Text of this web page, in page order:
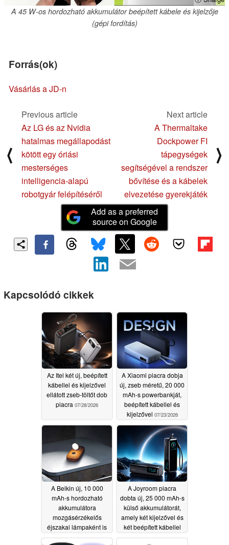
A 45 W-os hordozható akkumulátor beépített kábele és kijelzője
(gépi fordítás)
Forrás(ok)
Vásárlás a JD-n
⟨
Previous article
Az LG és az Nvidia
hatalmas megállapodást
kötött egy óriási
mesterséges
intelligencia-alapú
robotgyár felépítéséről
Next article
A Thermaltake
Dockpower FI
tápegységek
segítségével a rendszer
bővítése és a kábelek
elvezetése gyerekjáték
⟩
Add as a preferred
source on Google
Kapcsolódó cikkek
Az Itel két új, beépített
kábellel és kijelzővel
ellátott zseb-töltőt dob
piacra 07/28/2026
A Xiaomi piacra dobja
új, zseb méretű, 20 000
mAh-s powerbankját,
beépített kábellel és
kijelzővel 07/23/2026
A Belkin új, 10 000
mAh-s hordozható
akkumulátora
mozgásérzékelős
éjszakai lámpaként is
A Joyroom piacra
dobta új, 25 000 mAh-s
külső akkumulátorát,
amely két kijelzővel és
két beépített kábellel